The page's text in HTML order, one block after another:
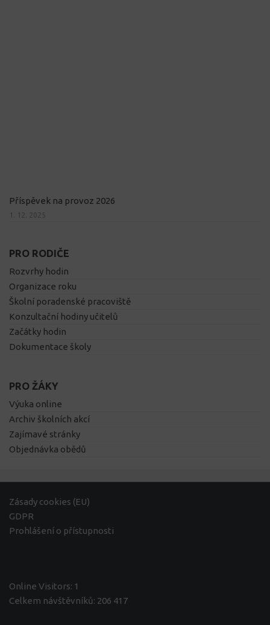
Příspěvek na provoz 2026
1. 12. 2025
PRO RODIČE
Rozvrhy hodin
Organizace roku
Školní poradenské pracoviště
Konzultační hodiny učitelů
Začátky hodin
Dokumentace školy
PRO ŽÁKY
Výuka online
Archiv školních akcí
Zajímavé stránky
Objednávka obědů
Zásady cookies (EU)
GDPR
Prohlášení o přístupnosti
Online Visitors: 1
Celkem návštěvníků: 206 417